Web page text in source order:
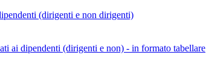
(dirigenti e non dirigenti)
ai dipendenti (dirigenti e non) - in formato tabellare